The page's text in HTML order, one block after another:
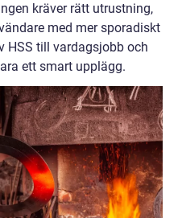
kräver rätt utrustning,
med mer sporadiskt
HSS till vardagsjobb och
ett smart upplägg.